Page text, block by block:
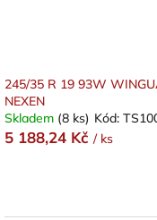
245/35 R 19 93W
NEXEN
Skladem (8 ks) Kód:
5 188,24 Kč / ks